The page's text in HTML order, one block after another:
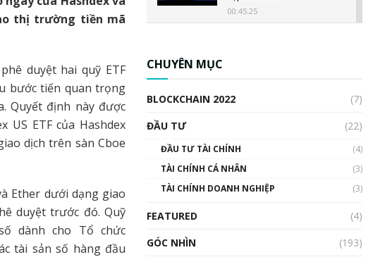
thị trường tiền mã
duyệt hai quỹ ETF
bước tiến quan trọng
Quyết định này được
US ETF của Hashdex
dịch trên sàn Cboe
Ether dưới dạng giao
duyệt trước đó. Quỹ
dành cho Tổ chức
tài sản số hàng đầu
00:45:25
uptrend trong năm 2023? |
Phổ cập Blockchain
00:02:14
Nhìn lại năm 2022: Những
CHUYÊN MỤC
BLOCKCHAIN 2022
(7)
ĐẦU TƯ
(22)
ĐẦU TƯ TÀI CHÍNH
(4)
TÀI CHÍNH CÁ NHÂN
(3)
TÀI CHÍNH DOANH NGHIỆP
(3)
FEATURED
(4)
GÓC NHÌN
(193)